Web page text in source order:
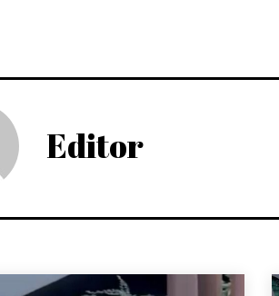
Editor